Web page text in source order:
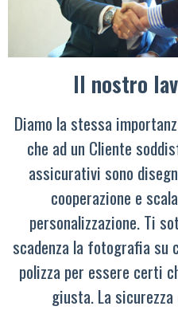
Il nostro
Diamo la stessa
che ad un Cliente
assicurativi sono
cooperazione e
personalizzazione. Ti
scadenza la fotografia su
polizza per essere certi
giusta. La